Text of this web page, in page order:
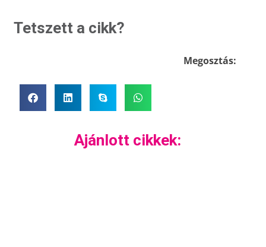
Tetszett a cikk?
Megosztás:
Ajánlott cikkek: